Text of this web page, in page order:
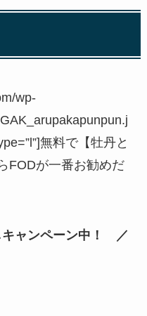
wp-
無料で【牡丹と
FODが一番お勧めだ
ャンペーン中！ ／